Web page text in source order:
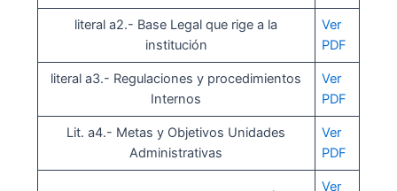
literal a2.- Base Legal que rige a la
institución
Ver
PDF
literal a3.- Regulaciones y procedimientos
Internos
Ver
PDF
Lit. a4.- Metas y Objetivos Unidades
Administrativas
Ver
PDF
Ver